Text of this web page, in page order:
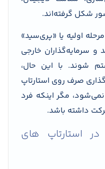
شکل گرفته‌اند.
اولیه یا «پری‌سید»
سرمایه‌گذاران خارجی
شوند. با این حال،
صرف روی استارتاپ
مگر اینکه فرد
داشته باشد.
استارتاپ های